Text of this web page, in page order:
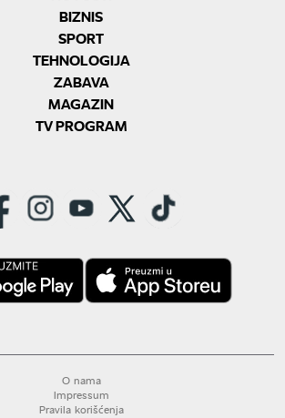
BIZNIS
SPORT
TEHNOLOGIJA
ZABAVA
MAGAZIN
TV PROGRAM
O nama
Impressum
Pravila korišćenja